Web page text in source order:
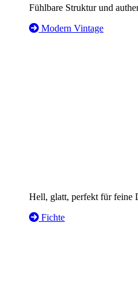
Fühlbare Struktur und
Modern Vintage
Hell, glatt, perfekt für feine
Fichte